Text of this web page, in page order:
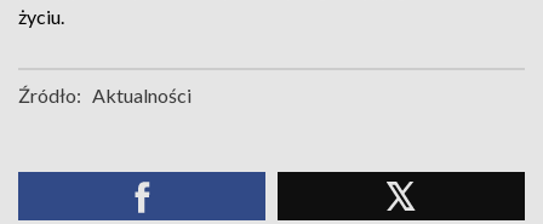
życiu.
Źródło: Aktualności